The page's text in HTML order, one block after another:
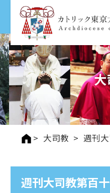
大
> 大司教 > 週刊
週刊大司教第百